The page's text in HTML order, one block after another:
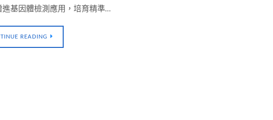
進基因體檢測應用，培育精準…
READING